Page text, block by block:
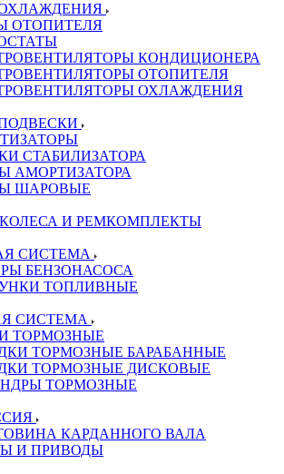
ОТОПИТЕЛЯ
КОНДИЦИОНЕРА
ОТОПИТЕЛЯ
ОХЛАЖДЕНИЯ
СТАБИЛИЗАТОРА
АМОРТИЗАТОРА
ШАРОВЫЕ
И РЕМКОМПЛЕКТЫ
СИСТЕМА
БЕНЗОНАСОСА
ТОПЛИВНЫЕ
СИСТЕМА
ТОРМОЗНЫЕ
ТОРМОЗНЫЕ БАРАБАННЫЕ
ТОРМОЗНЫЕ ДИСКОВЫЕ
ТОРМОЗНЫЕ
КАРДАННОГО ВАЛА
И ПРИВОДЫ